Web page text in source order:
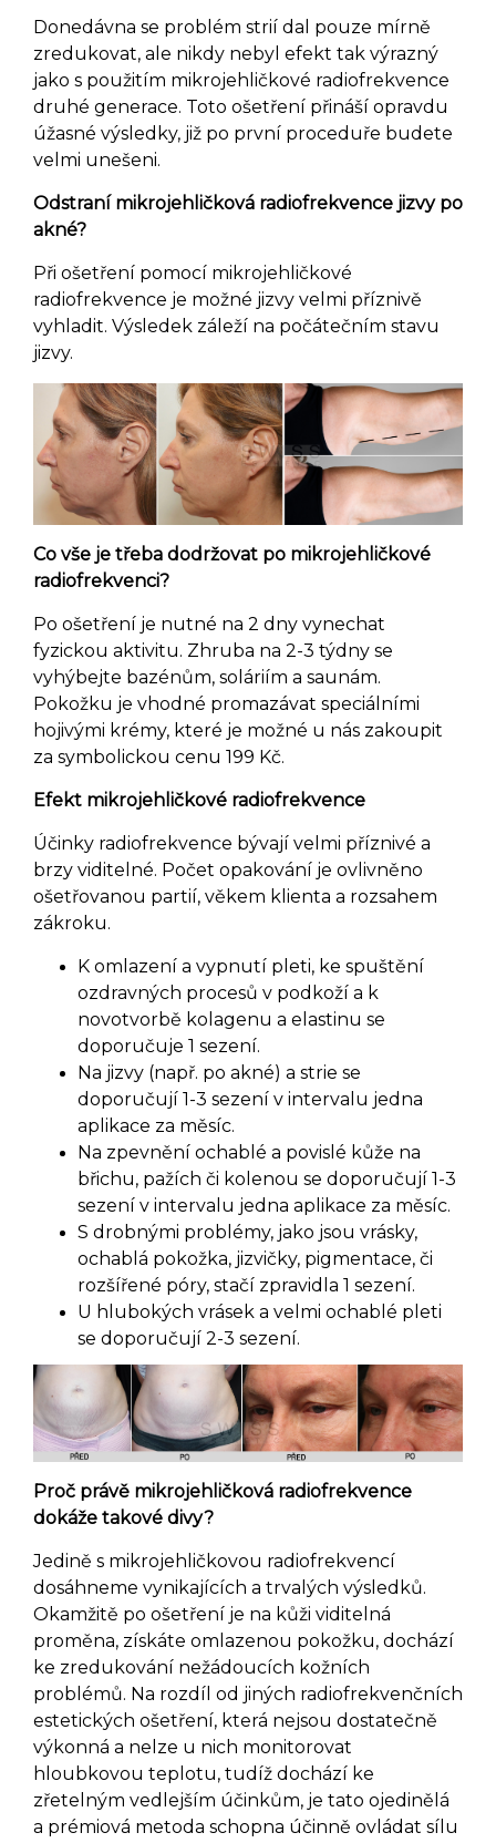
Donedávna se problém strií dal pouze mírně
zredukovat, ale nikdy nebyl efekt tak výrazný
jako s použitím mikrojehličkové radiofrekvence
druhé generace. Toto ošetření přináší opravdu
úžasné výsledky, již po první proceduře budete
velmi unešeni.
Odstraní mikrojehličková radiofrekvence jizvy po
akné?
Při ošetření pomocí mikrojehličkové
radiofrekvence je možné jizvy velmi příznivě
vyhladit. Výsledek záleží na počátečním stavu
jizvy.
Co vše je třeba dodržovat po mikrojehličkové
radiofrekvenci?
Po ošetření je nutné na 2 dny vynechat
fyzickou aktivitu. Zhruba na 2-3 týdny se
vyhýbejte bazénům, soláriím a saunám.
Pokožku je vhodné promazávat speciálními
hojivými krémy, které je možné u nás zakoupit
za symbolickou cenu 199 Kč.
Efekt mikrojehličkové radiofrekvence
Účinky radiofrekvence bývají velmi příznivé a
brzy viditelné. Počet opakování je ovlivněno
ošetřovanou partií, věkem klienta a rozsahem
zákroku.
K omlazení a vypnutí pleti, ke spuštění
ozdravných procesů v podkoží a k
novotvorbě kolagenu a elastinu se
doporučuje 1 sezení.
Na jizvy (např. po akné) a strie se
doporučují 1-3 sezení v intervalu jedna
aplikace za měsíc.
Na zpevnění ochablé a povislé kůže na
břichu, pažích či kolenou se doporučují 1-3
sezení v intervalu jedna aplikace za měsíc.
S drobnými problémy, jako jsou vrásky,
ochablá pokožka, jizvičky, pigmentace, či
rozšířené póry, stačí zpravidla 1 sezení.
U hlubokých vrásek a velmi ochablé pleti
se doporučují 2-3 sezení.
Proč právě mikrojehličková radiofrekvence
dokáže takové divy?
Jedině s mikrojehličkovou radiofrekvencí
dosáhneme vynikajících a trvalých výsledků.
Okamžitě po ošetření je na kůži viditelná
proměna, získáte omlazenou pokožku, dochází
ke zredukování nežádoucích kožních
problémů. Na rozdíl od jiných radiofrekvenčních
estetických ošetření, která nejsou dostatečně
výkonná a nelze u nich monitorovat
hloubkovou teplotu, tudíž dochází ke
zřetelným vedlejším účinkům, je tato ojedinělá
a prémiová metoda schopna účinně ovládat sílu